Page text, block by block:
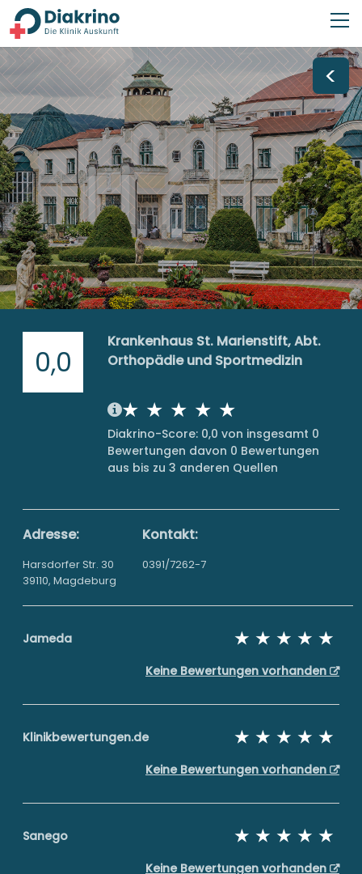
<
0,0
Krankenhaus St. Marienstift, Abt.
Orthopädie und Sportmedizin
Diakrino-Score: 0,0 von insgesamt 0
Bewertungen davon 0 Bewertungen
aus bis zu 3 anderen Quellen
Adresse:
Harsdorfer Str. 30
39110, Magdeburg
Kontakt:
0391/7262-7
Jameda
Keine Bewertungen vorhanden
Klinikbewertungen.de
Keine Bewertungen vorhanden
Sanego
Keine Bewertungen vorhanden